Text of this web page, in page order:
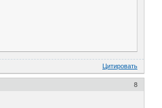
Цитировать
8